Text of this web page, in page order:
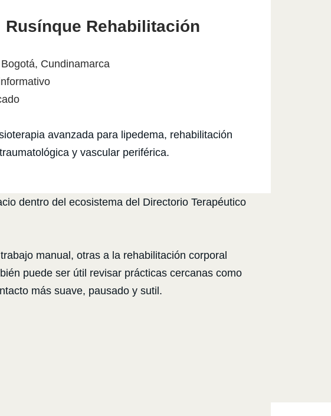
Rusínque Rehabilitación
Bogotá, Cundinamarca
avanzada para lipedema, rehabilitación
y vascular periférica.
dentro del ecosistema del Directorio Terapéutico
manual, otras a la rehabilitación corporal
puede ser útil revisar prácticas cercanas como
más suave, pausado y sutil.